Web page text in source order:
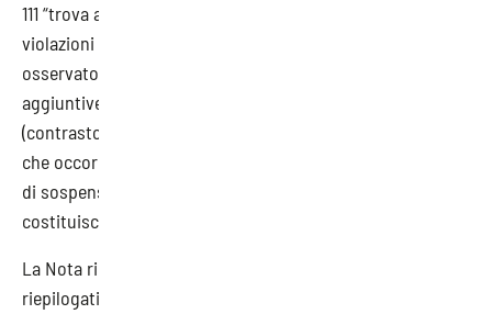
111 “trova applicazione esclusivamente con riferimento alle
violazioni commesse” dal
osservato che l’incremento non si applica alle ‘somme
aggiuntive’ previste dall’art. 14 del d.lgs. n. 81/2008
(contrasto a lavoro irregolare e tutela salute e sicurezza),
che occorre versare ai fini della revoca del provvedimento
di sospensione dell’attività imprenditoriale, le quali non
costituiscono ‘propriamente sanzione’”.
La Nota riporta poi ulteriori dettagli e presenta un quadro
riepilogativo delle contravvenzioni più ricorrenti che